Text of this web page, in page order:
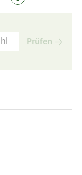
Prüfen